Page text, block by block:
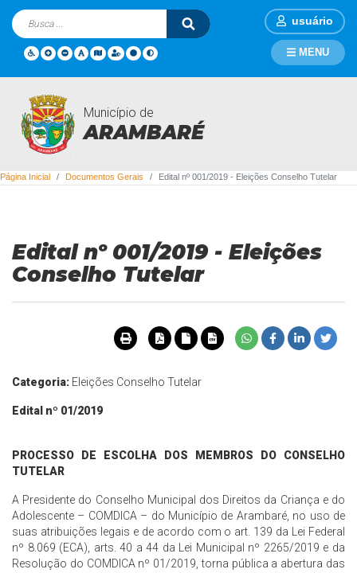
usuário
Município de
ARAMBARÉ
MENU
Documentos Gerais
Página Inicial Documentos Gerais Edital nº 001/2019 - Eleições Conselho Tutelar
Edital nº 001/2019 - Eleições
Conselho Tutelar
Categoria: Eleições Conselho Tutelar
Edital nº 01/2019
PROCESSO DE ESCOLHA DOS MEMBROS DO CONSELHO
TUTELAR
A Presidente do Conselho Municipal dos Direitos da Criança e do
Adolescente – COMDICA – do Município de Arambaré, no uso de
suas atribuições legais e de acordo com o art. 139 da Lei Federal
nº 8.069 (ECA), arts. 40 a 44 da Lei Municipal nº 2265/2019 e da
Resolução do COMDICA nº 01/2019, torna pública a abertura das